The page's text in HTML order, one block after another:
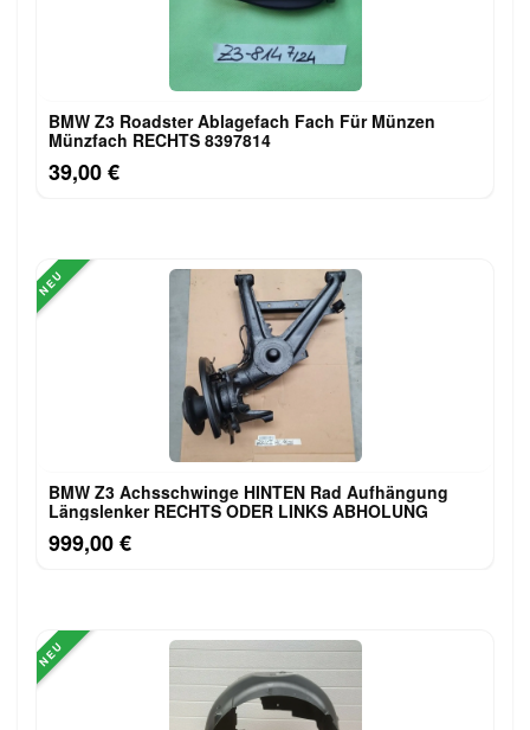
BMW Z3 Roadster Ablagefach Fach Für Münzen
Münzfach RECHTS 8397814
39,00 €
NEU
BMW Z3 Achsschwinge HINTEN Rad Aufhängung
Längslenker RECHTS ODER LINKS ABHOLUNG
999,00 €
NEU